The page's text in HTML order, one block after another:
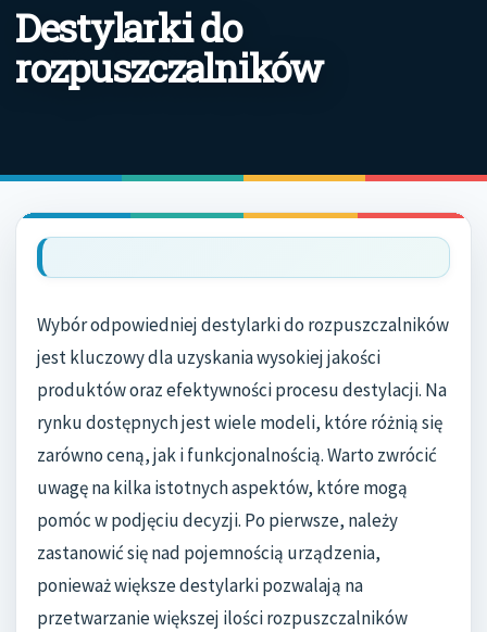
Destylarki do
rozpuszczalników
Wybór odpowiedniej destylarki do rozpuszczalników
jest kluczowy dla uzyskania wysokiej jakości
produktów oraz efektywności procesu destylacji. Na
rynku dostępnych jest wiele modeli, które różnią się
zarówno ceną, jak i funkcjonalnością. Warto zwrócić
uwagę na kilka istotnych aspektów, które mogą
pomóc w podjęciu decyzji. Po pierwsze, należy
zastanowić się nad pojemnością urządzenia,
ponieważ większe destylarki pozwalają na
przetwarzanie większej ilości rozpuszczalników